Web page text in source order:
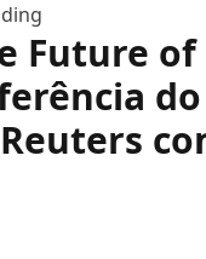
Future of
do